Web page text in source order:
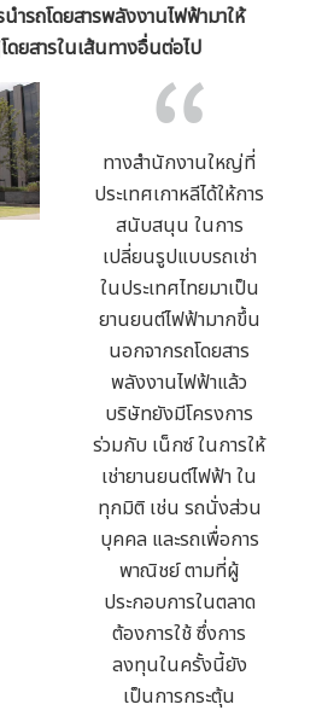
ำรถโดยสารพลังงานไฟฟ้ามาให้
ดยสารในเส้นทางอื่นต่อไป
ทางสำนักงานใหญ่ที่
ประเทศเกาหลีได้ให้การ
สนับสนุน ในการ
เปลี่ยนรูปแบบรถเช่า
ในประเทศไทยมาเป็น
ยานยนต์ไฟฟ้ามากขึ้น
นอกจากรถโดยสาร
พลังงานไฟฟ้าแล้ว
บริษัทยังมีโครงการ
ร่วมกับ เน็กซ์ ในการให้
เช่ายานยนต์ไฟฟ้า ใน
ทุกมิติ เช่น รถนั่งส่วน
บุคคล และรถเพื่อการ
พาณิชย์ ตามที่ผู้
ประกอบการในตลาด
ต้องการใช้ ซึ่งการ
ลงทุนในครั้งนี้ยัง
เป็นการกระตุ้น